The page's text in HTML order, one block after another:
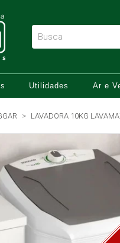
Utilidades Ar e
LAVADORA 10KG